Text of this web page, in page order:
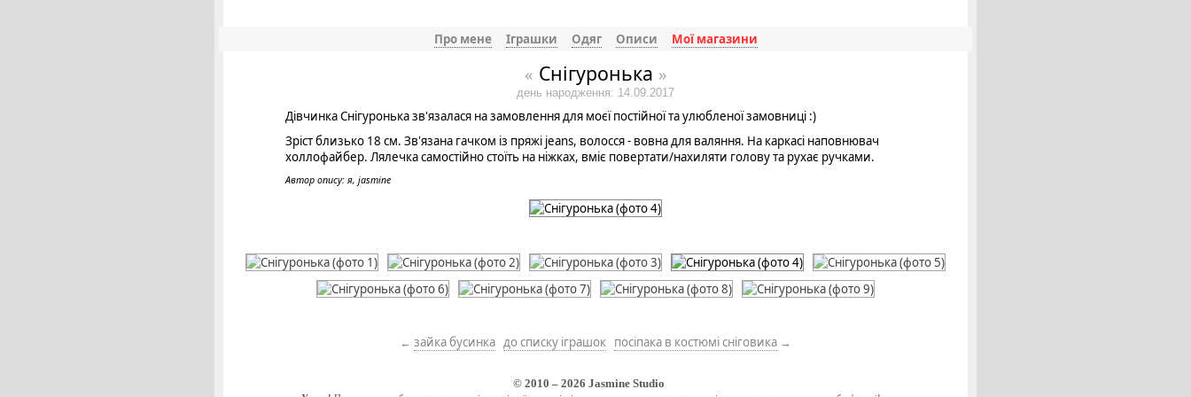
Про мене Іграшки Одяг Описи Мої магазини
« Снігуронька »
день народження: 14.09.2017
Дівчинка Снігуронька зв'язалася на замовлення для моєї постійної та улюбленої замовниці :)
Зріст близько 18 см. Зв'язана гачком із пряжі jeans, волосся - вовна для валяння. На каркасі наповнювач
холлофайбер. Лялечка самостійно стоїть на ніжках, вміє повертати/нахиляти голову та рухає ручками.
Автор опису: я, jasmine
← зайка бусинка до списку іграшок посіпака в костюмі сніговика →
© 2010 – 2026 Jasmine Studio